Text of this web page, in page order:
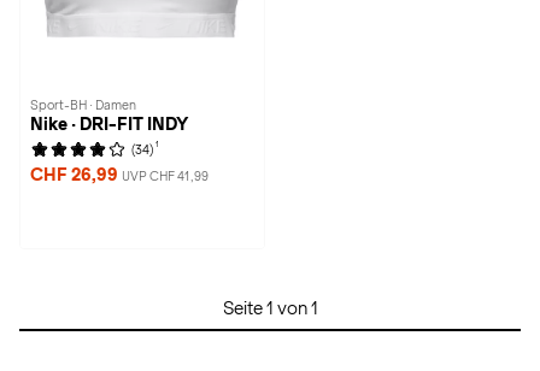
Sport-BH · Damen
Nike · DRI-FIT INDY
(34) 1
CHF 26,99 UVP CHF 41,99
Seite 1 von 1